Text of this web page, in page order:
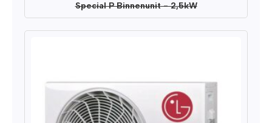
Special P Binnenunit - 2,5kW